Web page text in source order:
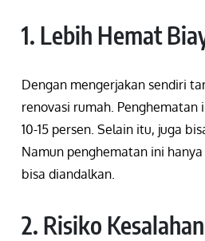
1. Lebih Hemat
Dengan mengerjakan sendiri
renovasi rumah.
10-15 persen. Selain itu, juga
Namun penghematan ini
bisa diandalkan.
2. Risiko